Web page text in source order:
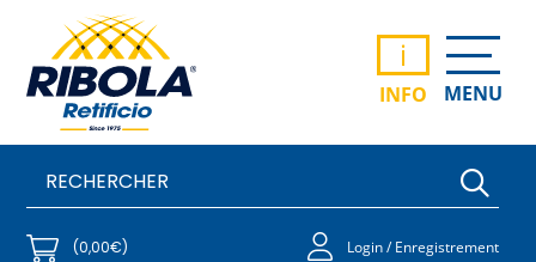
i
INFO MENU
(0,00€) Login / Enregistrement